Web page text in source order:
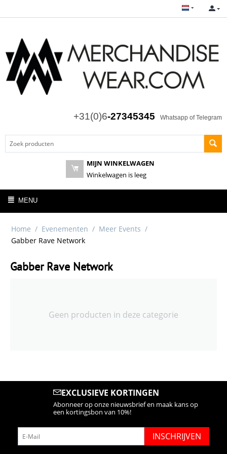
+31(0)6-27345345 Whatsapp of Telegram
MIJN WINKELWAGEN
Winkelwagen is leeg
MENU
Home / Evenementen / Meer Events /
Gabber Rave Network
Gabber Rave Network
Geen producten in deze categorie
EXCLUSIEVE KORTINGEN
Abonneer op onze nieuwsbrief en maak kans op
een kortingsbon van 10%!
INSCHRIJVEN